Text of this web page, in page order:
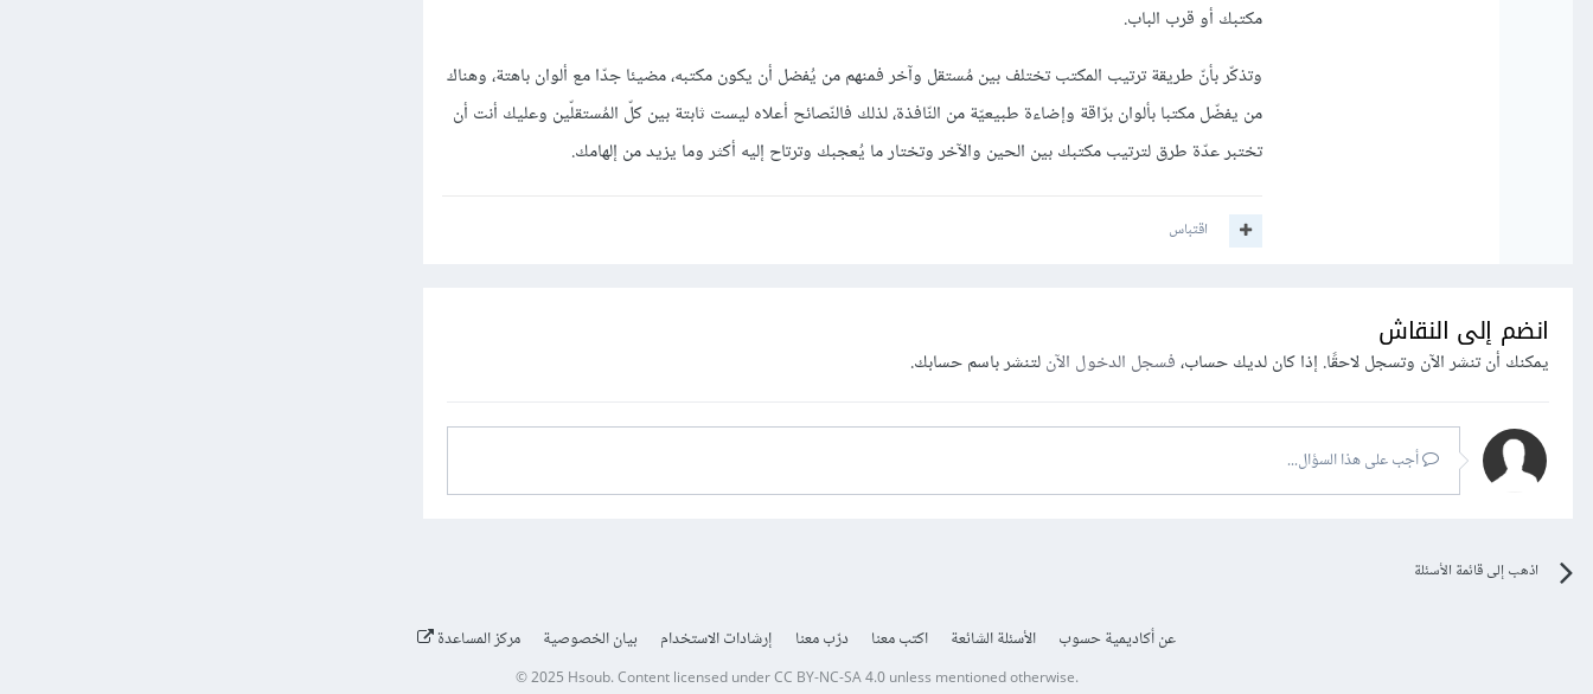
مكتبك أو قرب الباب.
وتذكّر بأنّ طريقة ترتيب المكتب تختلف بين مُستقل وآخر فمنهم من يُفضل أن يكون مكتبه، مضيئا جدّا مع ألوان باهتة، وهناك
من يفضّل مكتبا بألوان برّاقة وإضاءة طبيعيّة من النّافذة، لذلك فالنّصائح أعلاه ليست ثابتة بين كلّ المُستقلّين وعليك أنت أن
تختبر عدّة طرق لترتيب مكتبك بين الحين والآخر وتختار ما يُعجبك وترتاح إليه أكثر وما يزيد من إلهامك.
اقتباس
انضم إلى النقاش
يمكنك أن تنشر الآن وتسجل لاحقًا. إذا كان لديك حساب،فسجل الدخول الآنلتنشر باسم حسابك.
أجب على هذا السؤال...
اذهب إلى قائمة الأسئلة
عن أكاديمية حسوب الأسئلة الشائعة اكتب معنا درّب معنا إرشادات الاستخدام بيان الخصوصية مركز المساعدة
© 2025 Hsoub.Content licensed underCC BY-NC-SA 4.0unless mentioned otherwise.